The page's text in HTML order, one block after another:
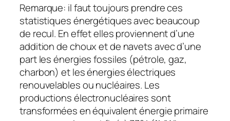
Remarque: il faut toujours prendre ces
statistiques énergétiques avec beaucoup
de recul. En effet elles proviennent d’une
addition de choux et de navets avec d’une
part les énergies fossiles (pétrole, gaz,
charbon) et les énergies électriques
renouvelables ou nucléaires. Les
productions électronucléaires sont
transformées en équivalent énergie primaire